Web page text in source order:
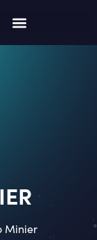
Minier